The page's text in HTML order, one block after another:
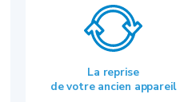
La reprise
de votre ancien appareil